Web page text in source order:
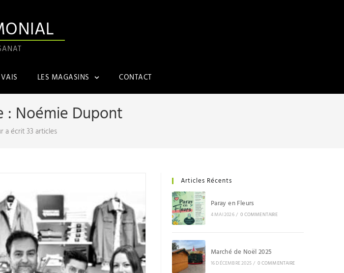
LES MAGASINS CONTACT
: Noémie Dupont
a écrit 33 articles
Articles Récents
Paray en Fleurs
4 MAI 2026 / 0 COMMENTAIRE
Marché de Noël 2025
16 DÉCEMBRE 2025/ 0 COMMENTAIRE